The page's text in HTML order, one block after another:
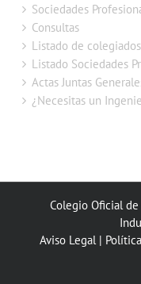
Sociedades
Consultas
Listado de colegiados
Listado Sociedades
Actas Juntas
¿Necesitas un
Colegio Oficial de
Aviso Legal|